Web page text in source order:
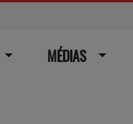
MÉDIAS